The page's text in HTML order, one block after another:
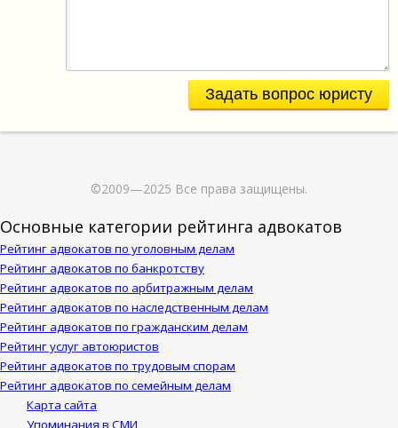
Задать вопрос юристу
©2009—2025 Все права защищены.
Основные категории рейтинга адвокатов
Рейтинг адвокатов по уголовным делам
Рейтинг адвокатов по банкротству
Рейтинг адвокатов по арбитражным делам
Рейтинг адвокатов по наследственным делам
Рейтинг адвокатов по гражданским делам
Рейтинг услуг автоюристов
Рейтинг адвокатов по трудовым спорам
Рейтинг адвокатов по семейным делам
Карта сайта
Упоминания в СМИ